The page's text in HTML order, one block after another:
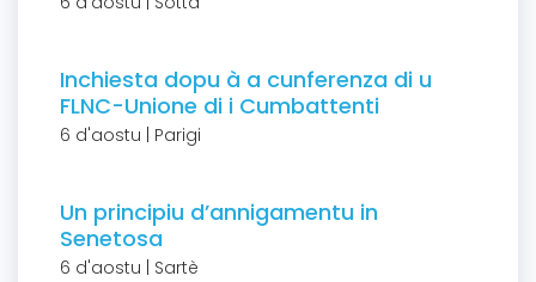
Inchiesta dopu à a cunferenza di u
FLNC-Unione di i Cumbattenti
6 d'aostu | Parigi
Un principiu d’annigamentu in
Senetosa
6 d'aostu | Sartè